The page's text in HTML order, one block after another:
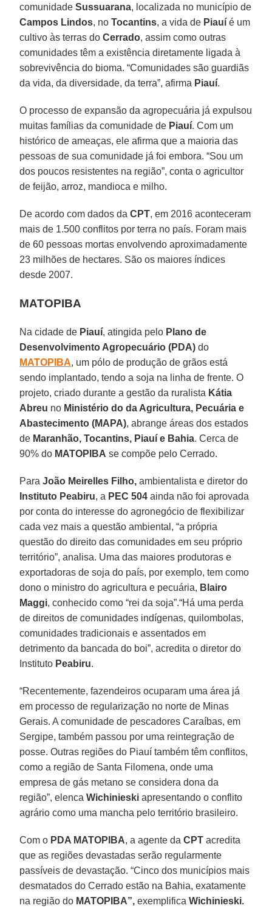
comunidadeSussuarana, localizada no município de
Campos Lindos, noTocantins, a vida de Piauí é um
cultivo às terras doCerrado, assim como outras
comunidades têm a existência diretamente ligada à
sobrevivência do bioma. “Comunidades são guardiãs
da vida, da diversidade, da terra”, afirma Piauí.
O processo de expansão da agropecuária já expulsou
muitas famílias da comunidade de Piauí. Com um
histórico de ameaças, ele afirma que a maioria das
pessoas de sua comunidade já foi embora. “Sou um
dos poucos resistentes na região”, conta o agricultor
de feijão, arroz, mandioca e milho.
De acordo com dados daCPT, em 2016 aconteceram
mais de 1.500 conflitos por terra no país. Foram mais
de 60 pessoas mortas envolvendo aproximadamente
23 milhões de hectares. São os maiores índices
desde 2007.
MATOPIBA
Na cidade de Piauí, atingida pelo Plano de
Desenvolvimento Agropecuário (PDA) do
MATOPIBA, um pólo de produção de grãos está
sendo implantado, tendo a soja na linha de frente. O
projeto, criado durante a gestão da ruralista Kátia
Abreu no Ministério do da Agricultura, Pecuária e
Abastecimento (MAPA), abrange áreas dos estados
de Maranhão, Tocantins, Piauí e Bahia. Cerca de
90% do MATOPIBA se compõe pelo Cerrado.
ParaJoão Meirelles Filho, ambientalista e diretor do
Instituto Peabiru, a PEC 504 ainda não foi aprovada
por conta do interesse do agronegócio de flexibilizar
cada vez mais a questão ambiental, “a própria
questão do direito das comunidades em seu próprio
território”, analisa. Uma das maiores produtoras e
exportadoras de soja do país, por exemplo, tem como
dono o ministro do agricultura e pecuária, Blairo
Maggi, conhecido como “rei da soja”.“Há uma perda
de direitos de comunidades indígenas, quilombolas,
comunidades tradicionais e assentados em
detrimento da bancada do boi”, acredita o diretor do
Instituto Peabiru.
“Recentemente, fazendeiros ocuparam uma área já
em processo de regularização no norte de Minas
Gerais. A comunidade de pescadores Caraíbas, em
Sergipe, também passou por uma reintegração de
posse. Outras regiões do Piauí também têm conflitos,
como a região de Santa Filomena, onde uma
empresa de gás metano se considera dona da
região”, elencaWichinieski apresentando o conflito
agrário como uma mancha pelo território brasileiro.
Com o PDA MATOPIBA, a agente daCPT acredita
que as regiões devastadas serão regularmente
passíveis de devastação. “Cinco dos municípios mais
desmatados do Cerrado estão na Bahia, exatamente
na região do MATOPIBA”, exemplificaWichinieski.